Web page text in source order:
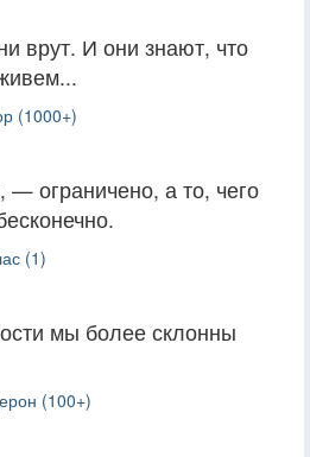
врут. И они знают, что
(1000+)
— ограничено, а то, чего
(1)
мы более склонны
(100+)